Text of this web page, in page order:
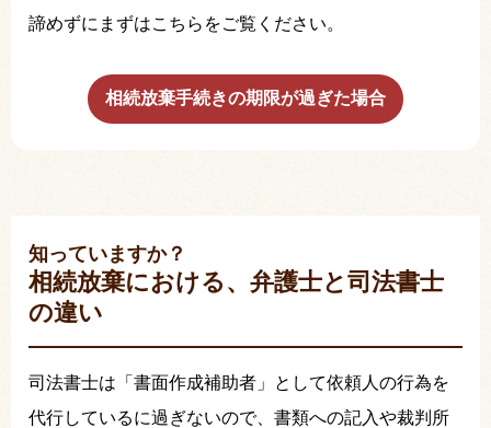
諦めずにまずはこちらをご覧ください。
相続放棄手続きの期限が過ぎた場合
知っていますか？
相続放棄における、弁護士と司法書士
の違い
司法書士は「書面作成補助者」として依頼人の行為を
代行しているに過ぎないので、書類への記入や裁判所